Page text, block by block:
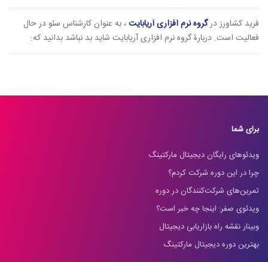
فرید کشاورز درگروه نرم افزاری آریابایت، به عنوان کارشناس سئو در حال
فعالیت است. دربارۀ گروه نرم افزاری آریابایت شاید بد نباشد بدانید که:
برای شما
ویدئوهای رایگان دیجیتال مارکتینگ
چرا در این دوره شرکت کردم؟
تمرین‌های شرکت‌کنندگان در دوره
ویدئوی صفر: اینجا چه خبر است؟
وبینار نقشه راه بازاریابی دیجیتال
بهترین دوره دیجیتال مارکتینگ